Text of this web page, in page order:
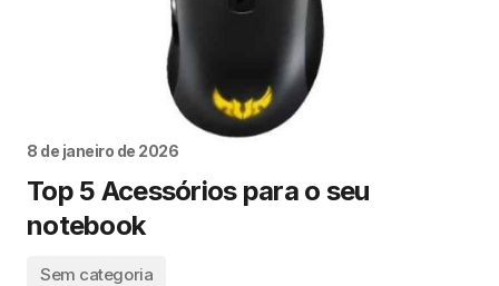
8 de janeiro de 2026
Top 5 Acessórios para o seu
notebook
Sem categoria